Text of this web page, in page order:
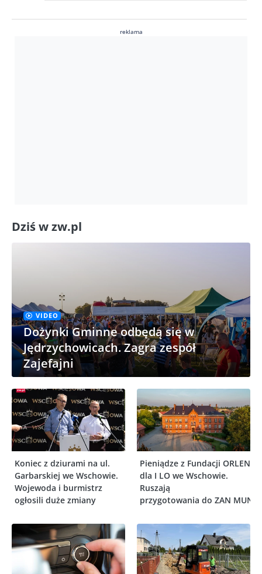
reklama
Dziś w zw.pl
VIDEO
Dożynki Gminne odbędą się w
Jędrzychowicach. Zagra zespół
Zajefajni
Koniec z dziurami na ul.
Garbarskiej we Wschowie.
Wojewoda i burmistrz
ogłosili duże zmiany
Pieniądze z Fundacji ORLEN
dla I LO we Wschowie.
Ruszają
przygotowania do ZAN MUN